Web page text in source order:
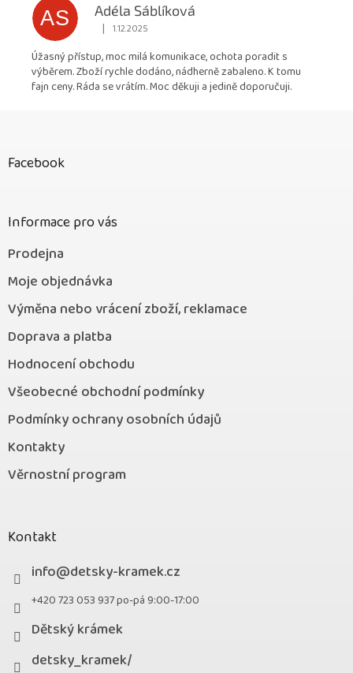
AS
Adéla Sáblíková
Hodnocení obchodu je 5 z 5 hvězdiček.
| 1.12.2025
Úžasný přístup, moc milá komunikace, ochota poradit s
výběrem. Zboží rychle dodáno, nádherně zabaleno. K tomu
fajn ceny. Ráda se vrátím. Moc děkuji a jedině doporučuji.
Facebook
Informace pro vás
Prodejna
Moje objednávka
Výměna nebo vrácení zboží, reklamace
Doprava a platba
Hodnocení obchodu
Všeobecné obchodní podmínky
Podmínky ochrany osobních údajů
Kontakty
Věrnostní program
Kontakt
info@detsky-kramek.cz
+420 723 053 937 po-pá 9:00-17:00
Dětský krámek
detsky_kramek/